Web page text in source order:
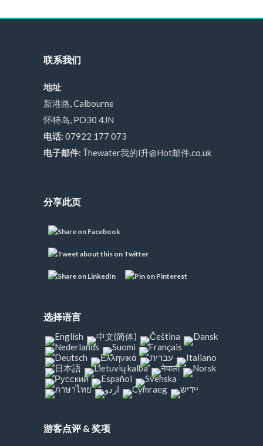
联系我们
地址
新港路, Calbourne
怀特岛, PO30 4JN
电话: 07922 177 073
电子邮件: Ťhewater我的l升@Hot邮件.co.uk
分享此页
选择语言
游客点评 & 奖项